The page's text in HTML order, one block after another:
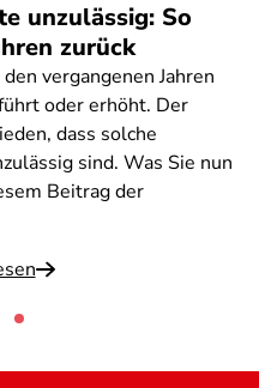
unzulässig: So
zurück
vergangenen Jahren
oder erhöht. Der
dass solche
sind. Was Sie nun
Beitrag der